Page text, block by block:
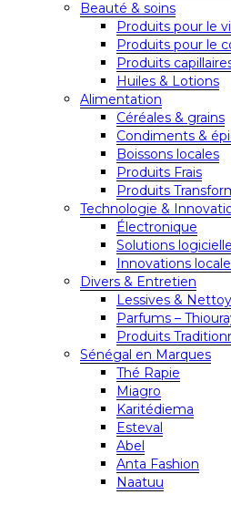
Beauté & soins
Produits pour le
Produits pour le
Produits
Huiles & Lotions
Alimentation
Céréales & grains
Condiments &
Boissons locales
Produits Frais
Produits
Technologie &
Électronique
Solutions
Innovations
Divers & Entretien
Lessives &
Parfums –
Produits
Sénégal en Marques
Thé Rapie
Miagro
Karitédiema
Esteval
Abel
Anta Fashion
Naatuu